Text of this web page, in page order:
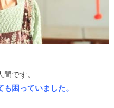
です。
困っていました。